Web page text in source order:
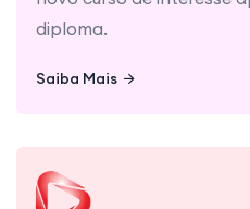
reconhecimento pelo
diploma.